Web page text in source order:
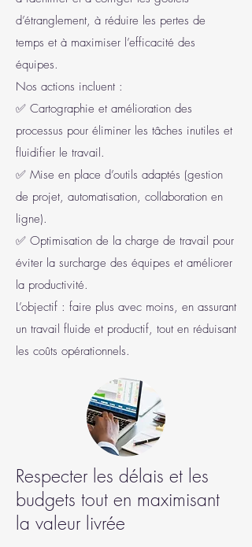
d’étranglement, à réduire les pertes de
temps et à maximiser l’efficacité des
équipes.
Nos actions incluent :
✅ Cartographie et amélioration des
processus pour éliminer les tâches inutiles et
fluidifier le travail.
✅ Mise en place d’outils adaptés (gestion
de projet, automatisation, collaboration en
ligne).
✅ Optimisation de la charge de travail pour
éviter la surcharge des équipes et améliorer
la productivité.
L’objectif : faire plus avec moins, en assurant
un travail fluide et productif, tout en réduisant
les coûts opérationnels.
Respecter les délais et les
budgets tout en maximisant
la valeur livrée